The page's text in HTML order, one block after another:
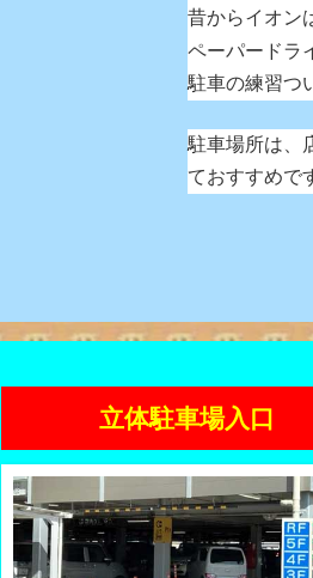
昔からイオン
ペーパードラ
駐車の練習つ
駐車場所は、
ておすすめで
立体駐車場入口